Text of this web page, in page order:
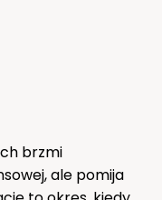
brzmi
ale pomija